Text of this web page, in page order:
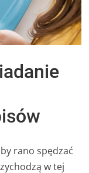
rano spędzać
w tej